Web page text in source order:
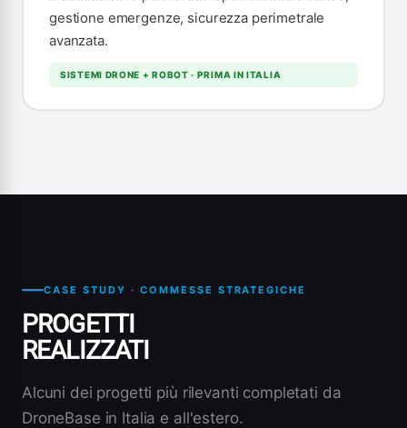
gestione emergenze, sicurezza perimetrale
avanzata.
SISTEMI DRONE + ROBOT · PRIMA IN ITALIA
CASE STUDY · COMMESSE STRATEGICHE
PROGETTI
REALIZZATI
Alcuni dei progetti più rilevanti completati da
DroneBase in Italia e all'estero.